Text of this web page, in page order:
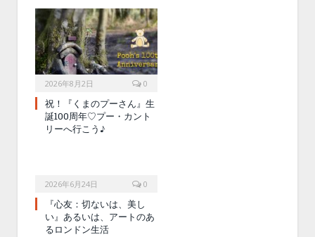
2026年8月2日 0
祝！『くまのプーさん』生
誕100周年♡プー・カント
リーへ行こう♪
2026年6月24日 0
『心友：切ないは、美し
い』あるいは、アートのあ
るロンドン生活